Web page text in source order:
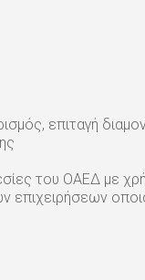
επιταγή
του ΟΑΕΔ με
επιχειρήσεων